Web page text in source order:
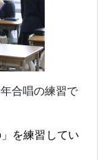
合唱の練習で
を練習してい